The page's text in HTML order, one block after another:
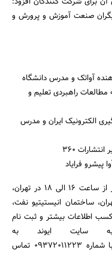
صنعت آموزش و پرورش و
آواتک و مدرس دانشگاه
راهبردی تعلیم و
الکترونیک ایران و مدرس
360
فرایاد
گفتنی است این همایش سه‌شنبه 7 شهریور از ساعت 16 الی 18 در تهران،
ساختمان انیستیتیو نفت،
اطلاعات بیشتر و ثبت نام
سایت ایوند به
مراجعه و یا با شماره 09372011223 تماس